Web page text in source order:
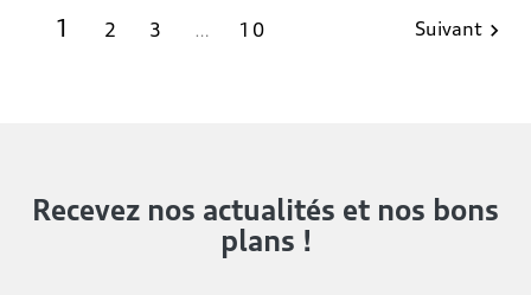
1 2 3 … 10 Suivant 
Recevez nos actualités et nos bons
plans !